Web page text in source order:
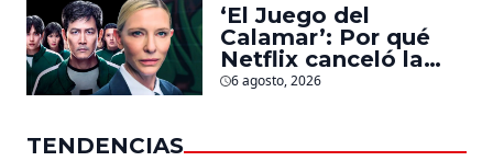
‘El Juego del
Calamar’: Por qué
Netflix canceló la
serie de David
Unidos
6 agosto, 2026
TENDENCIAS